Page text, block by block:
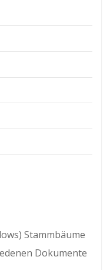
Stammbäume
Dokumente